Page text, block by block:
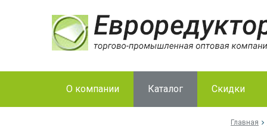
О компании Каталог Скидки
Главная